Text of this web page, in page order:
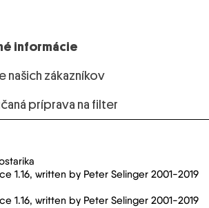
informácie
našich zákazníkov
príprava na filter
1.16, written by Peter Selinger 2001-2019
1.16, written by Peter Selinger 2001-2019